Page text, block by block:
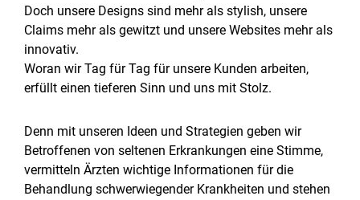
Doch unsere Designs sind mehr als stylish, unsere
Claims mehr als gewitzt und unsere Websites mehr als
innovativ.
Woran wir Tag für Tag für unsere Kunden arbeiten,
erfüllt einen tieferen Sinn und uns mit Stolz.
Denn mit unseren Ideen und Strategien geben wir
Betroffenen von seltenen Erkrankungen eine Stimme,
vermitteln Ärzten wichtige Informationen für die
Behandlung schwerwiegender Krankheiten und stehen